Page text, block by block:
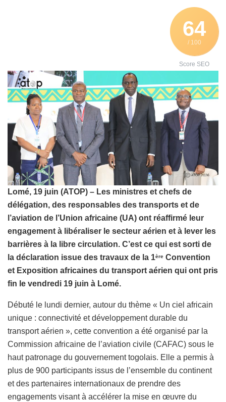
64
/ 100
Score SEO
Lomé, 19 juin (ATOP) – Les ministres et chefs de
délégation, des responsables des transports et de
l’aviation de l’Union africaine (UA) ont réaffirmé leur
engagement à libéraliser le secteur aérien et à lever les
barrières à la libre circulation. C’est ce qui est sorti de
la déclaration issue des travaux de la 1ère Convention
et Exposition africaines du transport aérien qui ont pris
fin le vendredi 19 juin à Lomé.
Débuté le lundi dernier, autour du thème « Un ciel africain
unique : connectivité et développement durable du
transport aérien », cette convention a été organisé par la
Commission africaine de l’aviation civile (CAFAC) sous le
haut patronage du gouvernement togolais. Elle a permis à
plus de 900 participants issus de l’ensemble du continent
et des partenaires internationaux de prendre des
engagements visant à accélérer la mise en œuvre du